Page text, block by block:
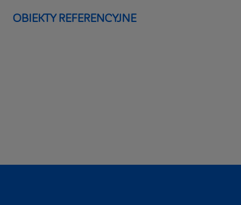
OBIEKTY REFERENCYJNE